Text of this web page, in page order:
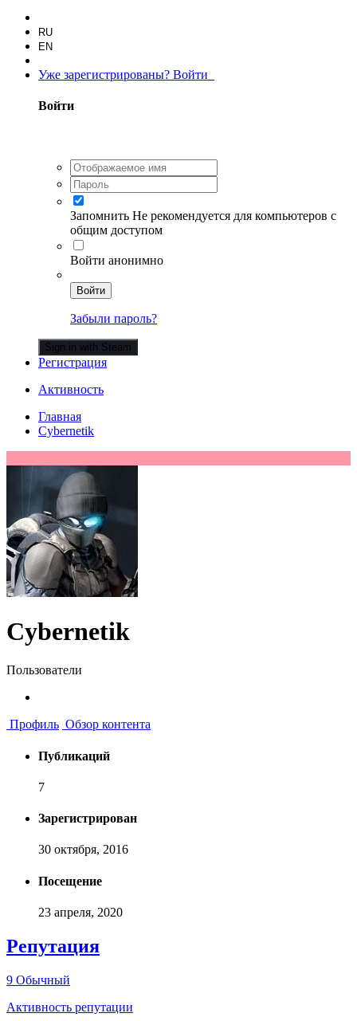
RU
EN
Уже зарегистрированы? Войти
Войти
Запомнить Не рекомендуется для компьютеров с
общим доступом
Войти анонимно
Войти
Забыли пароль?
Sign in with Steam
Регистрация
Активность
Главная
Cybernetik
Cybernetik
Пользователи
Профиль Обзор контента
Публикаций
7
Зарегистрирован
30 октября, 2016
Посещение
23 апреля, 2020
Репутация
9 Обычный
Активность репутации